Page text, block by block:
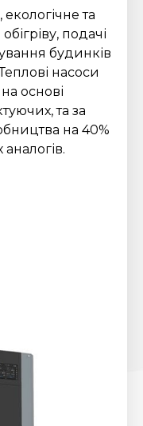
та
подачі
будинків
насоси
основі
та за
на 40%